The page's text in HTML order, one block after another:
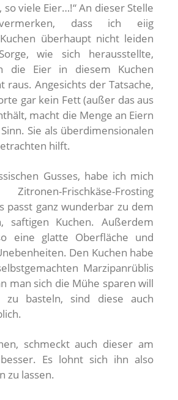
so viele Eier…!“ An dieser Stelle
dass ich eiig
überhaupt nicht leiden
wie sich herausstellte,
die Eier in diesem Kuchen
raus. Angesichts der Tatsache,
gar kein Fett (außer das aus
macht die Menge an Eiern
Sie als überdimensionalen
hilft.
Gusses, habe ich mich
Frischkäse-Frosting
passt ganz wunderbar zu dem
saftigen Kuchen. Außerdem
eine glatte Oberfläche und
Den Kuchen habe
Marzipanrüblis
man sich die Mühe sparen will
zu basteln, sind diese auch
schmeckt auch dieser am
Es lohnt sich ihn also
zu lassen.